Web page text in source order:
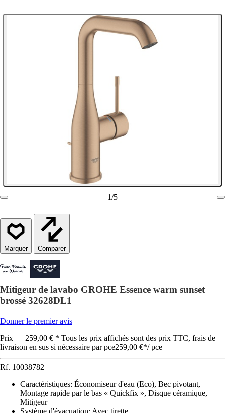
1/5
Comparer
Mitigeur de lavabo GROHE Essence warm sunset
brossé 32628DL1
Donner le premier avis
Prix — 259,00 € * Tous les prix affichés sont des prix TTC, frais de
livraison en sus si nécessaire par pce259,00 €*/ pce
Rf. 10038782
Caractéristiques: Économiseur d'eau (Eco), Bec pivotant,
Montage rapide par le bas « Quickfix », Disque céramique,
Mitigeur
Système d'évacuation: Avec tirette